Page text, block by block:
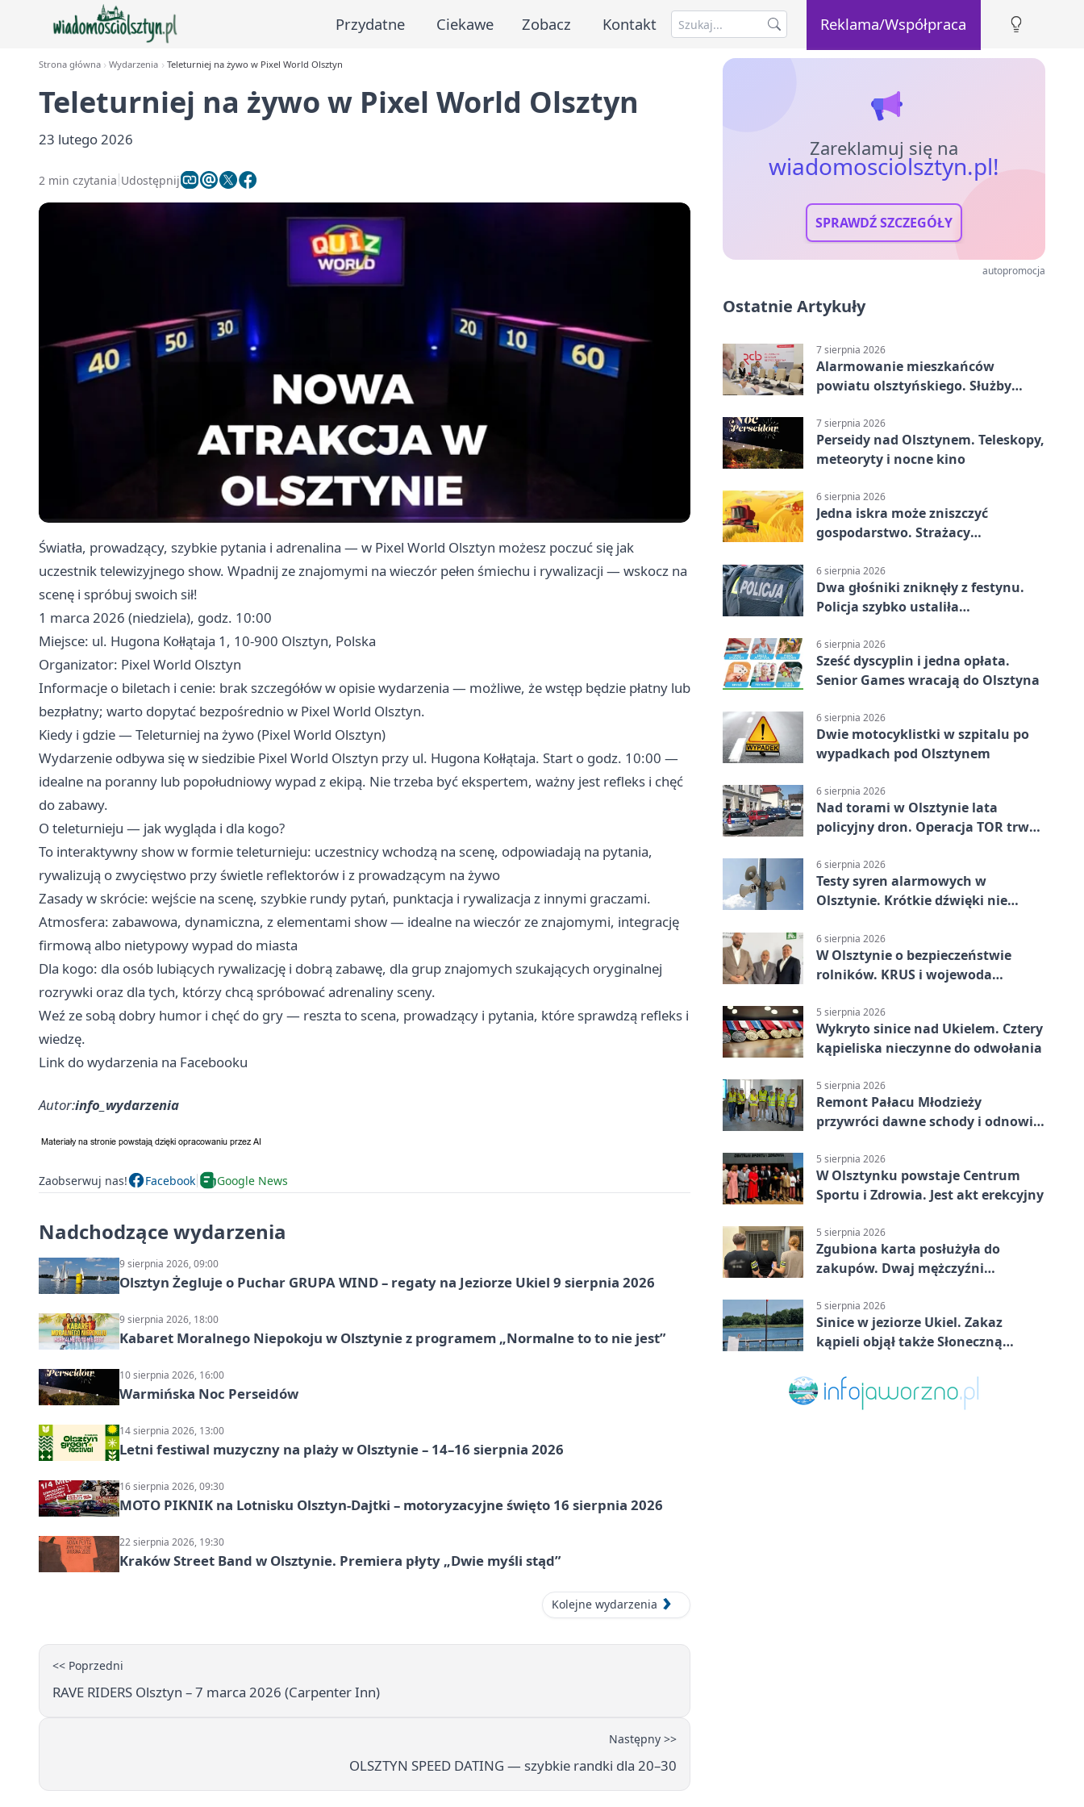
Przydatne Ciekawe Zobacz Kontakt Reklama/Współpraca
Strona główna Wydarzenia Teleturniej na żywo w Pixel World Olsztyn
Teleturniej na żywo w Pixel World Olsztyn
23 lutego 2026
2 min czytania Udostępnij
Światła, prowadzący, szybkie pytania i adrenalina — w Pixel World Olsztyn możesz poczuć się jak
uczestnik telewizyjnego show. Wpadnij ze znajomymi na wieczór pełen śmiechu i rywalizacji — wskocz na
scenę i spróbuj swoich sił!
1 marca 2026 (niedziela), godz. 10:00
Miejsce: ul. Hugona Kołłątaja 1, 10-900 Olsztyn, Polska
Organizator: Pixel World Olsztyn
Informacje o biletach i cenie: brak szczegółów w opisie wydarzenia — możliwe, że wstęp będzie płatny lub
bezpłatny; warto dopytać bezpośrednio w Pixel World Olsztyn.
Kiedy i gdzie — Teleturniej na żywo (Pixel World Olsztyn)
Wydarzenie odbywa się w siedzibie Pixel World Olsztyn przy ul. Hugona Kołłątaja. Start o godz. 10:00 —
idealne na poranny lub popołudniowy wypad z ekipą. Nie trzeba być ekspertem, ważny jest refleks i chęć
do zabawy.
O teleturnieju — jak wygląda i dla kogo?
To interaktywny show w formie teleturnieju: uczestnicy wchodzą na scenę, odpowiadają na pytania,
rywalizują o zwycięstwo przy świetle reflektorów i z prowadzącym na żywo
Zasady w skrócie: wejście na scenę, szybkie rundy pytań, punktacja i rywalizacja z innymi graczami.
Atmosfera: zabawowa, dynamiczna, z elementami show — idealne na wieczór ze znajomymi, integrację
firmową albo nietypowy wypad do miasta
Dla kogo: dla osób lubiących rywalizację i dobrą zabawę, dla grup znajomych szukających oryginalnej
rozrywki oraz dla tych, którzy chcą spróbować adrenaliny sceny.
Weź ze sobą dobry humor i chęć do gry — reszta to scena, prowadzący i pytania, które sprawdzą refleks i
wiedzę.
Link do wydarzenia na Facebooku
Autor:info_wydarzenia
Zaobserwuj nas! Facebook Google News
Nadchodzące wydarzenia
9 sierpnia 2026, 09:00
Olsztyn Żegluje o Puchar GRUPA WIND – regaty na Jeziorze Ukiel 9 sierpnia 2026
9 sierpnia 2026, 18:00
Kabaret Moralnego Niepokoju w Olsztynie z programem „Normalne to to nie jest”
10 sierpnia 2026, 16:00
Warmińska Noc Perseidów
14 sierpnia 2026, 13:00
Letni festiwal muzyczny na plaży w Olsztynie – 14–16 sierpnia 2026
16 sierpnia 2026, 09:30
MOTO PIKNIK na Lotnisku Olsztyn-Dajtki – motoryzacyjne święto 16 sierpnia 2026
22 sierpnia 2026, 19:30
Kraków Street Band w Olsztynie. Premiera płyty „Dwie myśli stąd”
Kolejne wydarzenia
<< Poprzedni
RAVE RIDERS Olsztyn – 7 marca 2026 (Carpenter Inn)
Następny >>
OLSZTYN SPEED DATING — szybkie randki dla 20–30
Zareklamuj się na
wiadomosciolsztyn.pl!
SPRAWDŹ SZCZEGÓŁY
autopromocja
Ostatnie Artykuły
7 sierpnia 2026
Alarmowanie mieszkańców
powiatu olsztyńskiego. Służby
7 sierpnia 2026
Perseidy nad Olsztynem. Teleskopy,
meteoryty i nocne kino
6 sierpnia 2026
Jedna iskra może zniszczyć
gospodarstwo. Strażacy
6 sierpnia 2026
Dwa głośniki zniknęły z festynu.
Policja szybko ustaliła
6 sierpnia 2026
Sześć dyscyplin i jedna opłata.
Senior Games wracają do Olsztyna
6 sierpnia 2026
Dwie motocyklistki w szpitalu po
wypadkach pod Olsztynem
6 sierpnia 2026
Nad torami w Olsztynie lata
policyjny dron. Operacja TOR trwa
6 sierpnia 2026
Testy syren alarmowych w
Olsztynie. Krótkie dźwięki nie
6 sierpnia 2026
W Olsztynie o bezpieczeństwie
rolników. KRUS i wojewoda
5 sierpnia 2026
Wykryto sinice nad Ukielem. Cztery
kąpieliska nieczynne do odwołania
5 sierpnia 2026
Remont Pałacu Młodzieży
przywróci dawne schody i odnowi
5 sierpnia 2026
W Olsztynku powstaje Centrum
Sportu i Zdrowia. Jest akt erekcyjny
5 sierpnia 2026
Zgubiona karta posłużyła do
zakupów. Dwaj mężczyźni
5 sierpnia 2026
Sinice w jeziorze Ukiel. Zakaz
kąpieli objął także Słoneczną